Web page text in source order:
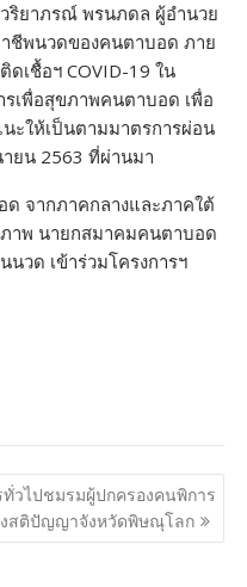
ริยาภรณ์ พรนภดล ผู้อำนวย
าชีพนวดของคนตาบอด ภาย
ดเชื้อฯ COVID-19 ใน
เพื่อสุขภาพคนตาบอด เพื่อ
ะให้เป็นตามมาตรการผ่อน
ยน 2563 ที่ผ่านมา
จากภาคกลางและภาคใต้
าพ นายกสมาคมคนตาบอด
วด เข้าร่วมโครงการฯ
วไปชมรมผู้ปกครองคนพิการ
สติปัญญาจังหวัดพิษณุโลก